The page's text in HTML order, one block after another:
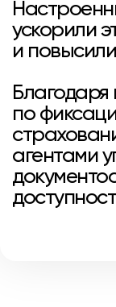
ускорили
и
по
агентами